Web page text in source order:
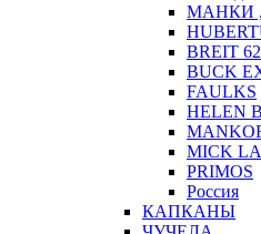
МАНКИ
BREIT 62
BUCK
FAULKS
HELEN
MICK
PRIMOS
Россия
КАПКАНЫ